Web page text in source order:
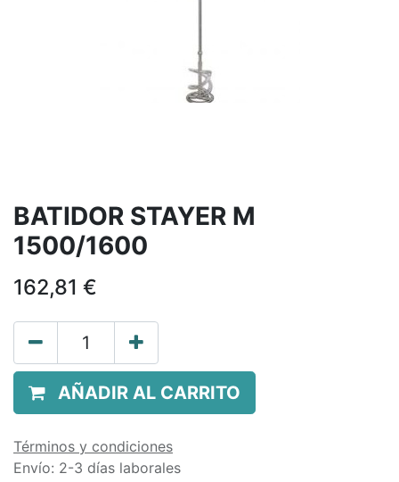
BATIDOR STAYER M
1500/1600
162,81 €
AÑADIR AL CARRITO
Términos y condiciones
Envío: 2-3 días laborales